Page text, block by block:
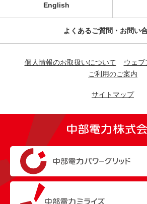
English
よくあるご質問・お問い
個人情報のお取扱いについて
ウェブ
ご利用のご案内
サイトマップ
（新しいウィンドウを開きます